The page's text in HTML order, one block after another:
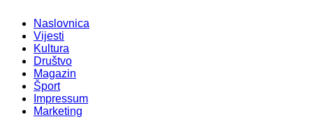
Naslovnica
Vijesti
Kultura
Društvo
Magazin
Šport
Impressum
Marketing